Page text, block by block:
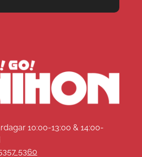
10:00-13:00 & 14:00-
5360